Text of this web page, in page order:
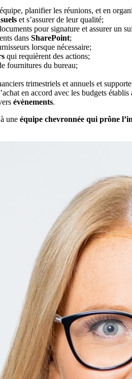
planifier les réunions, et en
et s’assurer de leur qualité;
pour signature et assurer un
dans SharePoint;
lorsque nécessaire;
qui requièrent des actions;
fournitures du bureau;
trimestriels et annuels et
en accord avec les budgets
évènements.
une équipe chevronnée qui prône